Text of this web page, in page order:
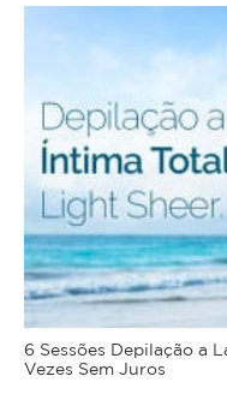
6 Sessões Depilação a
Vezes Sem Juros